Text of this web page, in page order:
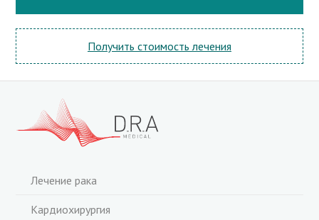
Получить стоимость лечения
Лечение рака
Кардиохирургия